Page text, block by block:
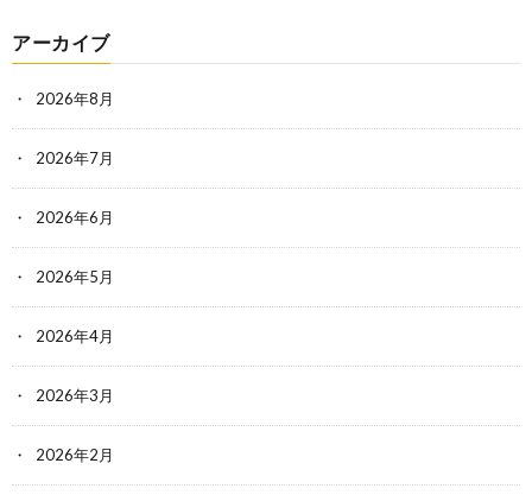
アーカイブ
2026年8月
2026年7月
2026年6月
2026年5月
2026年4月
2026年3月
2026年2月